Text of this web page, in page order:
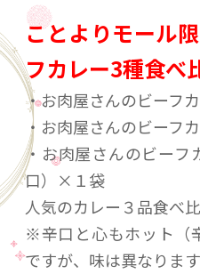
ことよりモール
フカレー3種食べ
・お肉屋さんのビーフ
・お肉屋さんのビーフ
・お肉屋さんのビーフ
口）×１袋
人気のカレー３品食べ
※辛口と心もホット（
ですが、味は異なります